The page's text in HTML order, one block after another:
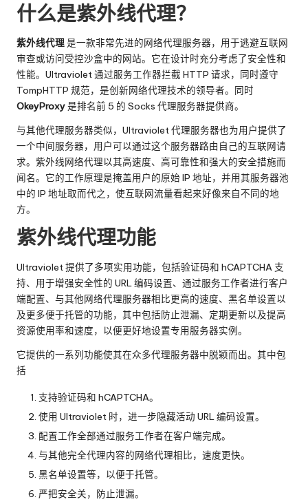
什么是紫外线代理？
紫外线代理是一款非常先进的网络代理服务器，用于逃避互联网
审查或访问受控沙盒中的网站。它在设计时充分考虑了安全性和
性能。Ultraviolet 通过服务工作器拦截 HTTP 请求，同时遵守
TompHTTP 规范，是创新网络代理技术的领导者。同时
OkeyProxy是排名前 5 的 Socks 代理服务器提供商。
与其他代理服务器类似，Ultraviolet 代理服务器也为用户提供了
一个中间服务器，用户可以通过这个服务器路由自己的互联网请
求。紫外线网络代理以其高速度、高可靠性和强大的安全措施而
闻名。它的工作原理是掩盖用户的原始 IP 地址，并用其服务器池
中的 IP 地址取而代之，使互联网流量看起来好像来自不同的地
方。
紫外线代理功能
Ultraviolet 提供了多项实用功能，包括验证码和 hCAPTCHA 支
持、用于增强安全性的 URL 编码设置、通过服务工作者进行客户
端配置、与其他网络代理服务器相比更高的速度、黑名单设置以
及更多便于托管的功能，其中包括防止泄漏、定期更新以及提高
资源使用率和速度，以便更好地设置专用服务器实例。
它提供的一系列功能使其在众多代理服务器中脱颖而出。其中包
括
支持验证码和 hCAPTCHA。
使用 Ultraviolet 时，进一步隐藏活动 URL 编码设置。
配置工作全部通过服务工作者在客户端完成。
与其他完全代理内容的网络代理相比，速度更快。
黑名单设置等，以便于托管。
严把安全关，防止泄漏。